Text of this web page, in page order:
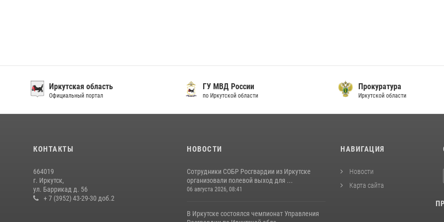
Иркутская область
Официальный портал
ГУ МВД России
по Иркутской области
Прокуратура
Иркутской области
КОНТАКТЫ
664019
г. Иркутск,
ул. Баррикад д. 56
+ 7 (3952) 43-29-30 доб.2
НОВОСТИ
Сотрудники СОБР Росгвардии из Иркутске
организовали полевой выход для ...
06 августа 2026, 08:41
В Иркутске состоялся чемпионат Управления
НАВИГАЦИЯ
Новости
Карта сайта